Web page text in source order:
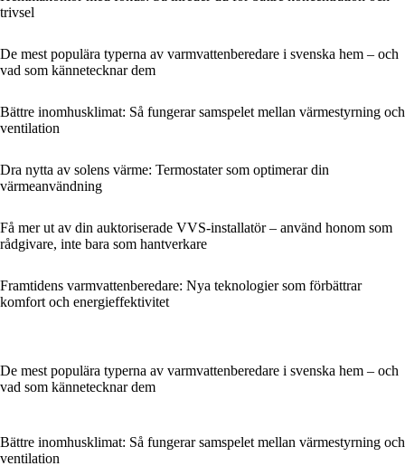
trivsel
De mest populära typerna av varmvattenberedare i svenska hem – och
vad som kännetecknar dem
Bättre inomhusklimat: Så fungerar samspelet mellan värmestyrning och
ventilation
Dra nytta av solens värme: Termostater som optimerar din
värmeanvändning
Få mer ut av din auktoriserade VVS-installatör – använd honom som
rådgivare, inte bara som hantverkare
Framtidens varmvattenberedare: Nya teknologier som förbättrar
komfort och energieffektivitet
De mest populära typerna av varmvattenberedare i svenska hem – och
vad som kännetecknar dem
Bättre inomhusklimat: Så fungerar samspelet mellan värmestyrning och
ventilation